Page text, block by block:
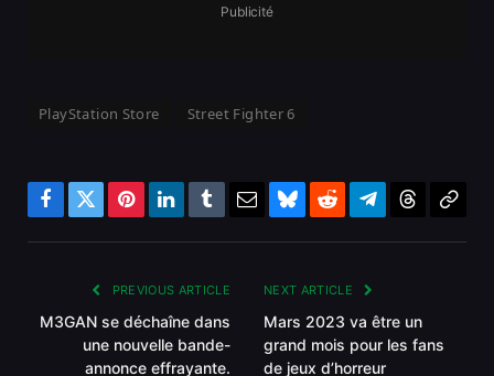
Publicité
PlayStation Store Street Fighter 6
Facebook
TwitterPinterestLinkedInTumblrEmailBlueskyRedditTelegramThreadsCopy
PREVIOUS ARTICLE
M3GAN se déchaîne dans
une nouvelle bande-
annonce effrayante.
NEXT ARTICLE
Mars 2023 va être un
grand mois pour les fans
de jeux d’horreur